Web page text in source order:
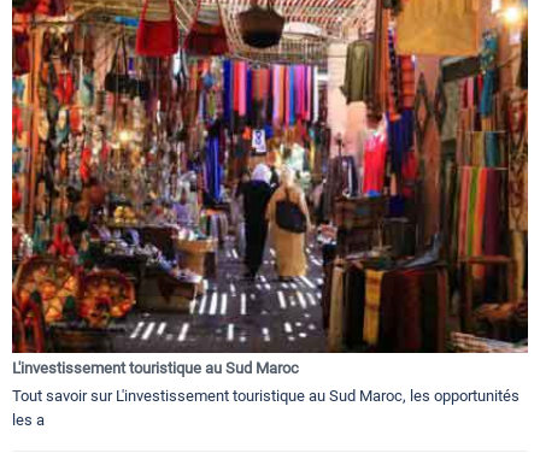
L'investissement touristique au Sud Maroc
Tout savoir sur L'investissement touristique au Sud Maroc, les opportunités
les a